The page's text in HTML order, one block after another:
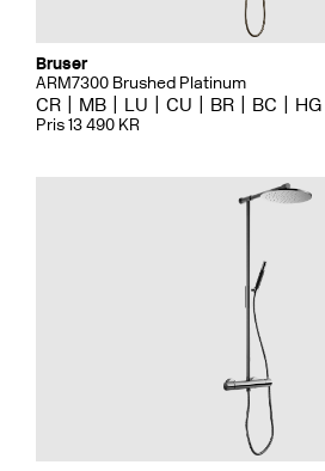
Bruser
ARM7300 Brushed Platinum
CR MB LU CU BR BC HG
Pris 13 490 KR